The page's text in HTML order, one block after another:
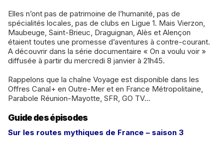
Elles n’ont pas de patrimoine de l’humanité, pas de
spécialités locales, pas de clubs en Ligue 1. Mais Vierzon,
Maubeuge, Saint-Brieuc, Draguignan, Alès et Alençon
étaient toutes une promesse d’aventures à contre-courant.
A découvrir dans la série documentaire « On a voulu voir »
diffusée à partir du mercredi 8 janvier à 21h45.
Rappelons que la chaîne Voyage est disponible dans les
Offres Canal+ en Outre-Mer et en France Métropolitaine,
Parabole Réunion-Mayotte, SFR, GO TV…
Guide des épisodes
Sur les routes mythiques de France – saison 3